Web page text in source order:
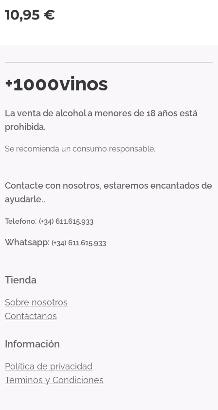
10,95 €
+1000vinos
La venta de alcohol a menores de 18 años está
prohibida.
Se recomienda un consumo responsable.
Contacte con nosotros, estaremos encantados de
ayudarle..
Telefono: (+34) 611.615.933
Whatsapp: (+34) 611.615.933
Tienda
Sobre nosotros
Contáctanos
Información
Política de privacidad
Términos y Condiciones